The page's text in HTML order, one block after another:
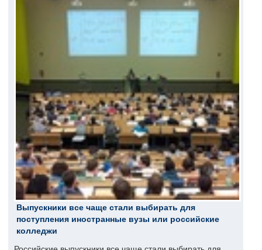
Выпускники все чаще стали выбирать для
поступления иностранные вузы или российские
колледжи